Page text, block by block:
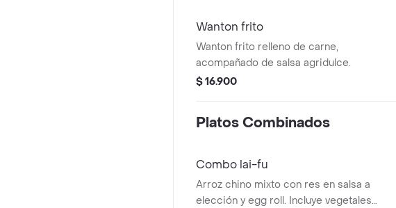
Wanton frito
Wanton frito relleno de carne,
acompañado de salsa agridulce.
$ 16.900
Platos Combinados
Combo lai-fu
Arroz chino mixto con res en salsa a
elección y egg roll. Incluye vegetales